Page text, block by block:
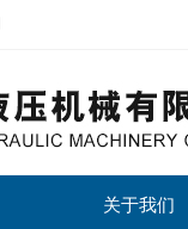
关于我们